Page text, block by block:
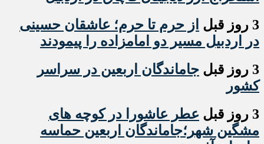
3 روز قبل
از حرم تا حرم؛ عاشقان حسینی
در اردبیل مسیر دو امامزاده را پیمودند
3 روز قبل
جاماندگان اربعین در سراسر
کشور
3 روز قبل
عطر عاشورا در کوچه های
مشگین شهر؛جاماندگان اربعین حماسه